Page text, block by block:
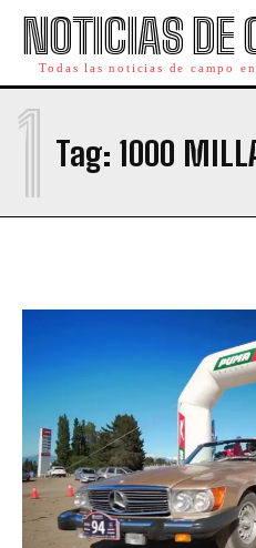
NOTICIAS DE
Todas las noticias de campo
Tag: 1000
1